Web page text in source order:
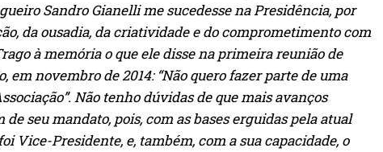
Sandro Gianelli me sucedesse na Presidência, por
da ousadia, da criatividade e do comprometimento com
à memória o que ele disse na primeira reunião de
em novembro de 2014: “Não quero fazer parte de uma
Não tenho dúvidas de que mais avanços
de seu mandato, pois, com as bases erguidas pela atual
Vice-Presidente, e, também, com a sua capacidade, o